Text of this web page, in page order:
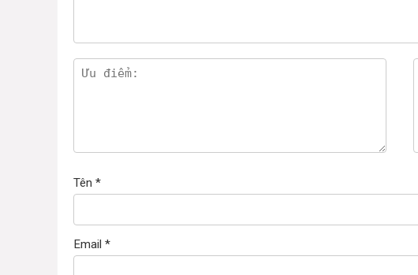
Tên *
Email *